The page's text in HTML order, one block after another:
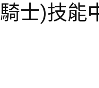
士)技能